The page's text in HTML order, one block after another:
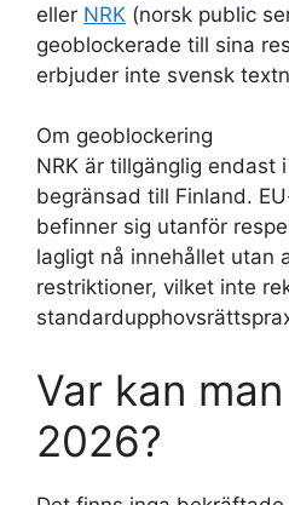
eller NRK (norsk public
geoblockerade till sina
erbjuder inte svensk
Om geoblockering
NRK är tillgänglig endast
begränsad till Finland.
befinner sig utanför
lagligt nå innehållet utan
restriktioner, vilket inte
Var kan
2026?